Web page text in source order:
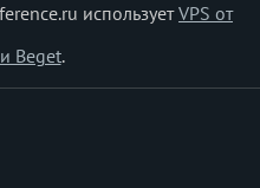
используетVPS от
Beget.